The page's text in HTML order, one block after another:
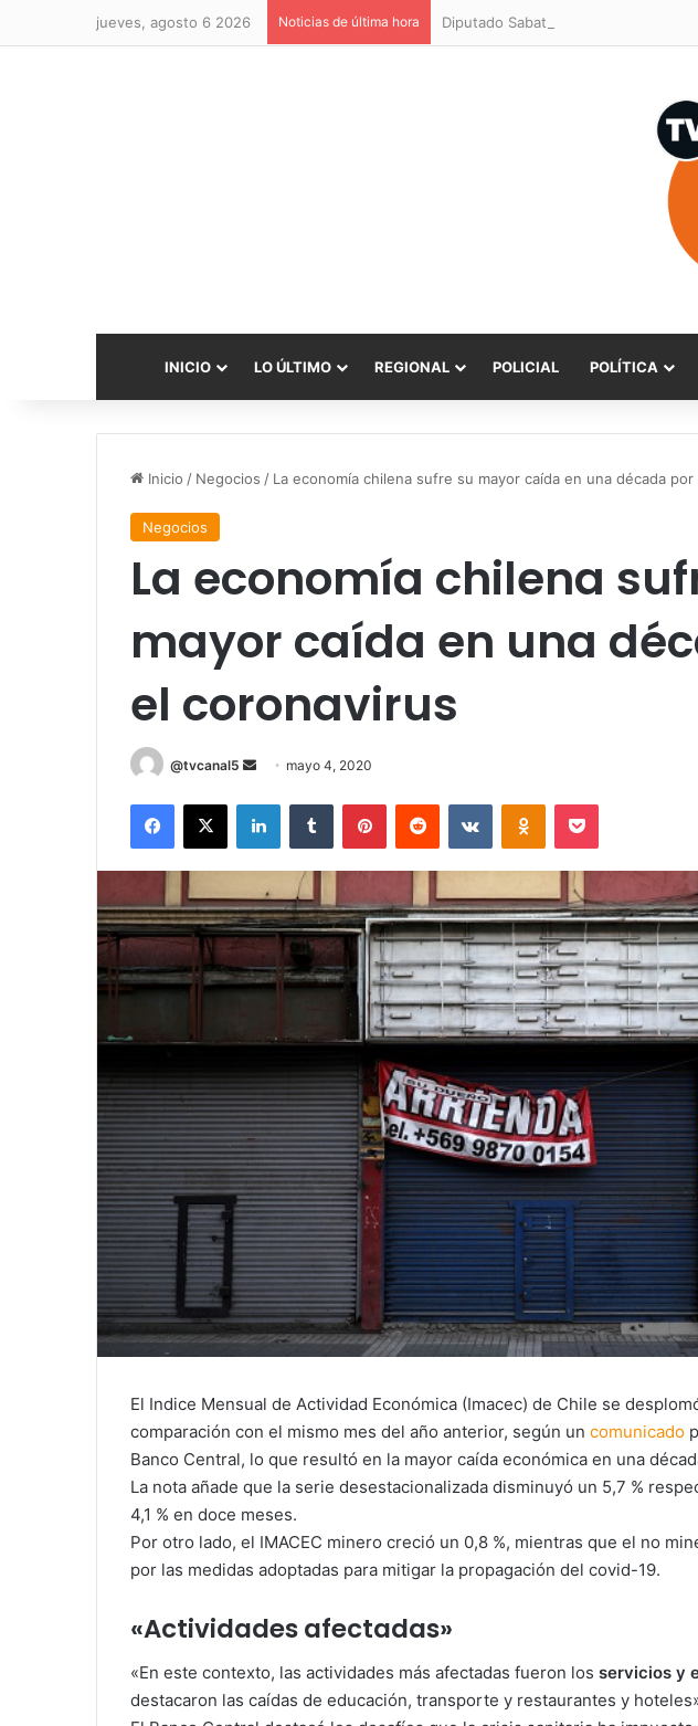
jueves, agosto 6 2026 Noticias de última hora Diputado Sabat celebra ampliación
INICIO LO ÚLTIMO REGIONAL POLICIAL POLÍTICA
Inicio / Negocios / La economía chilena sufre su mayor caída en una década
Negocios
La economía chilena
mayor caída en una
el coronavirus
@tvcanal5
Send
email
mayo 4, 2020
Facebook
X LinkedInTumblr PinterestReddit VKontakteOdnoklassniki
Pocket
El Indice Mensual de Actividad Económica (Imacec) de Chile se
comparación con el mismo mes del año anterior, según un comunicado
Banco Central, lo que resultó en la mayor caída económica en una
La nota añade que la serie desestacionalizada disminuyó un 5,7 %
4,1 % en doce meses.
Por otro lado, el IMACEC minero creció un 0,8 %, mientras que el no
por las medidas adoptadas para mitigar la propagación del covid-19.
«Actividades afectadas»
«En este contexto, las actividades más afectadas fueron los servicios y
destacaron las caídas de educación, transporte y restaurantes y